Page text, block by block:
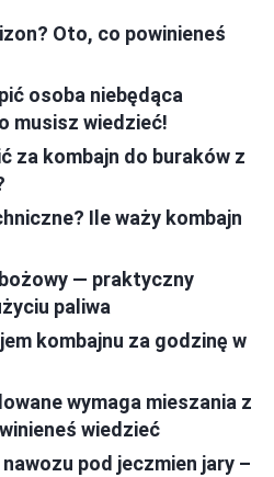
Oto, co powinieneś
osoba niebędąca
musisz wiedzieć!
za kombajn do buraków z
Ile waży kombajn
— praktyczny
paliwa
kombajnu za godzinę w
wymaga mieszania z
wiedzieć
pod jeczmien jary –